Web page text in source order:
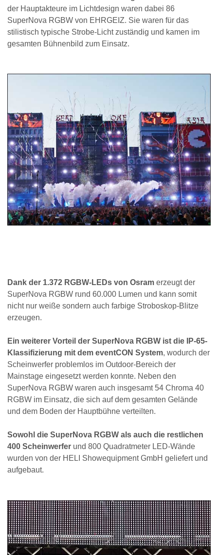
der Hauptakteure im Lichtdesign waren dabei 86
SuperNova RGBW von EHRGEIZ. Sie waren für das
stilistisch typische Strobe-Licht zuständig und kamen im
gesamten Bühnenbild zum Einsatz.
Dank der 1.372 RGBW-LEDs von Osram erzeugt der
SuperNova RGBW rund 60.000 Lumen und kann somit
nicht nur weiße sondern auch farbige Stroboskop-Blitze
erzeugen.
Ein weiterer Vorteil der SuperNova RGBW ist die IP-65-
Klassifizierung mit dem eventCON System, wodurch der
Scheinwerfer problemlos im Outdoor-Bereich der
Mainstage eingesetzt werden konnte. Neben den
SuperNova RGBW waren auch insgesamt 54 Chroma 40
RGBW im Einsatz, die sich auf dem gesamten Gelände
und dem Boden der Hauptbühne verteilten.
Sowohl die SuperNova RGBW als auch die restlichen
400 Scheinwerfer und 800 Quadratmeter LED-Wände
wurden von der HELI Showequipment GmbH geliefert und
aufgebaut.